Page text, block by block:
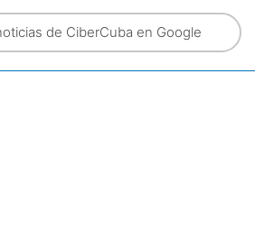
de CiberCuba en Google